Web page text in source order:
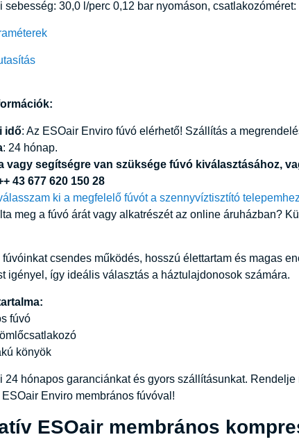
sebesség: 30,0 l/perc 0,12 bar nyomáson,
idő: Az ESOair Enviro fúvó elérhető! Szállítás a
: 24 hónap.
vagy segítségre van szüksége fúvó kiválasztásához,
43 677 620 150 28
ki a megfelelő fúvót a szennyvíztisztító
meg a fúvó árát vagy alkatrészét az online áruházban?
fúvóinkat csendes működés, hosszú élettartam és magas
igényel, így ideális választás a háztulajdonosok számára.
fúvó
könyök
24 hónapos garanciánkat és gyors szállításunkat.
Enviro membrános fúvóval!
ESOair membrános